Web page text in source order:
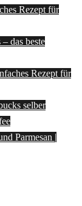
Rezept für
das beste
Rezept für
selber
Parmesan |